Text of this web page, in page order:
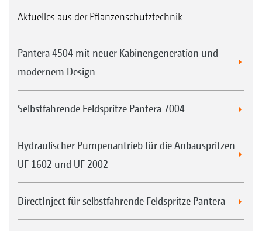
Aktuelles aus der Pflanzenschutztechnik
Pantera 4504 mit neuer Kabinengeneration und
modernem Design
Selbstfahrende Feldspritze Pantera 7004
Hydraulischer Pumpenantrieb für die Anbauspritzen
UF 1602 und UF 2002
DirectInject für selbstfahrende Feldspritze Pantera